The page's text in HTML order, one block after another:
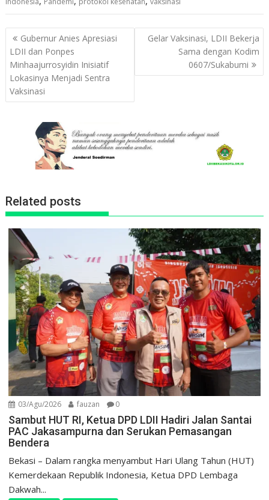
Navigasi
pos
Gubernur Anies Apresiasi
LDII dan Ponpes
Minhaajurrosyidin Inisiatif
Lokasinya Menjadi Sentra
Vaksinasi
Gelar Vaksinasi, LDII Bekerja
Sama dengan Kodim
0607/Sukabumi
Related posts
03/Agu/2026 fauzan 0
Sambut HUT RI, Ketua DPD LDII Hadiri Jalan Santai
PAC Jakasampurna dan Serukan Pemasangan
Bendera
Bekasi – Dalam rangka menyambut Hari Ulang Tahun (HUT)
Kemerdekaan Republik Indonesia, Ketua DPD Lembaga
Dakwah...